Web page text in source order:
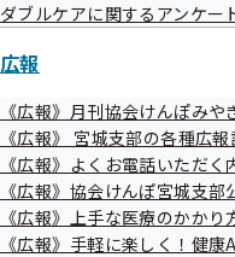
ダブルケアに関するアンケー
広報
《広報》月刊協会けんぽみ
《広報》 宮城支部の各種広報
《広報》よくお電話いただ
《広報》協会けんぽ宮城支部
《広報》上手な医療のかかり
《広報》手軽に楽しく！健康
１．匿名加工情報
情報の項目
平成28年度から令
活習慣病予防健診